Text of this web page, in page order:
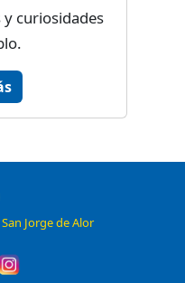
curiosidades
Jorge de Alor